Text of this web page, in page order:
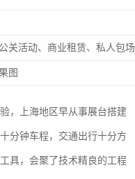
关活动、商业租赁、私人包场
图
，上海地区早从事展台搭建
分钟车程，交通出行十分方
具，会聚了技术精良的工程